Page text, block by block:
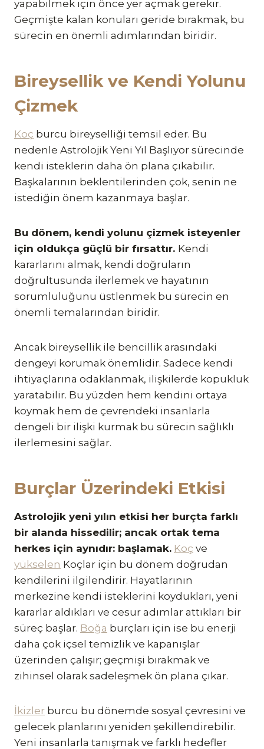
yapabilmek için önce yer açmak gerekir.
Geçmişte kalan konuları geride bırakmak, bu
sürecin en önemli adımlarından biridir.
Bireysellik ve Kendi Yolunu
Çizmek
Koç burcu bireyselliği temsil eder. Bu
nedenle Astrolojik Yeni Yıl Başlıyor sürecinde
kendi isteklerin daha ön plana çıkabilir.
Başkalarının beklentilerinden çok, senin ne
istediğin önem kazanmaya başlar.
Bu dönem, kendi yolunu çizmek isteyenler
için oldukça güçlü bir fırsattır. Kendi
kararlarını almak, kendi doğruların
doğrultusunda ilerlemek ve hayatının
sorumluluğunu üstlenmek bu sürecin en
önemli temalarından biridir.
Ancak bireysellik ile bencillik arasındaki
dengeyi korumak önemlidir. Sadece kendi
ihtiyaçlarına odaklanmak, ilişkilerde kopukluk
yaratabilir. Bu yüzden hem kendini ortaya
koymak hem de çevrendeki insanlarla
dengeli bir ilişki kurmak bu sürecin sağlıklı
ilerlemesini sağlar.
Burçlar Üzerindeki Etkisi
Astrolojik yeni yılın etkisi her burçta farklı
bir alanda hissedilir; ancak ortak tema
herkes için aynıdır: başlamak. Koç ve
yükselen Koçlar için bu dönem doğrudan
kendilerini ilgilendirir. Hayatlarının
merkezine kendi isteklerini koydukları, yeni
kararlar aldıkları ve cesur adımlar attıkları bir
süreç başlar. Boğa burçları için ise bu enerji
daha çok içsel temizlik ve kapanışlar
üzerinden çalışır; geçmişi bırakmak ve
zihinsel olarak sadeleşmek ön plana çıkar.
İkizler burcu bu dönemde sosyal çevresini ve
gelecek planlarını yeniden şekillendirebilir.
Yeni insanlarla tanışmak ve farklı hedefler